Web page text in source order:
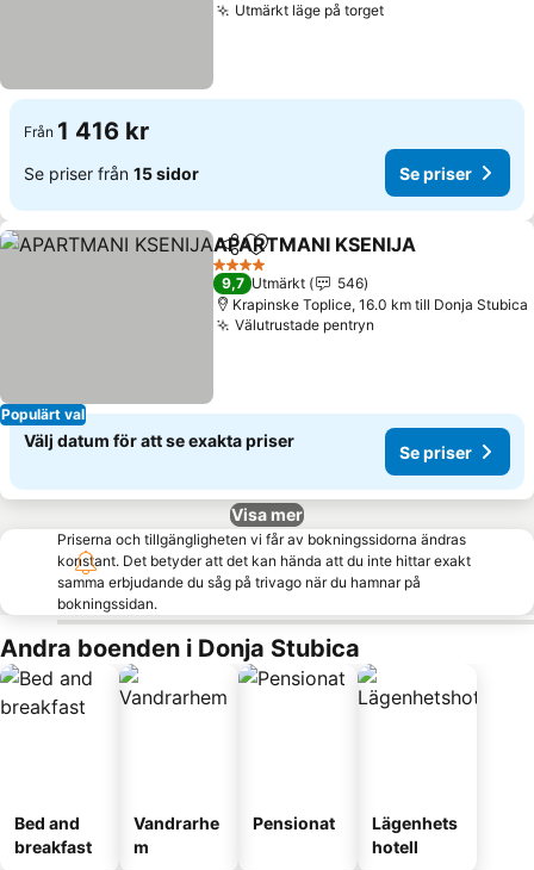
Utmärkt läge på torgetSe priser
Från 1 416 kr
Se priser från 15 sidor Se priser
Populärt val
Dela Lägg till i Mina Favoriter
APARTMANI KSENIJA
4 Stjärnor
9,7 Utmärkt
546
Krapinske Toplice, 16.0 km till Donja Stubica
Välutrustade pentryn
Välj datum för att se exakta priser
Se priser
Visa mer
Priserna och tillgängligheten vi får av bokningssidorna ändras
konstant. Det betyder att det kan hända att du inte hittar exakt
samma erbjudande du såg på trivago när du hamnar på
bokningssidan.
Andra boenden i Donja Stubica
Bed and
breakfast
Vandrarhe
m
Pensionat
Lägenhets
hotell